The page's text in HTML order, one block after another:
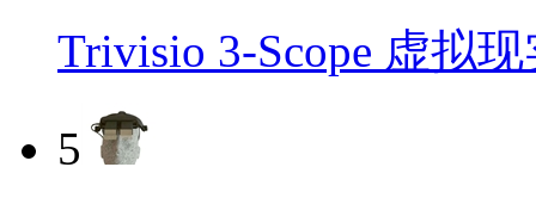
Trivisio 3-Scope 虚拟
5